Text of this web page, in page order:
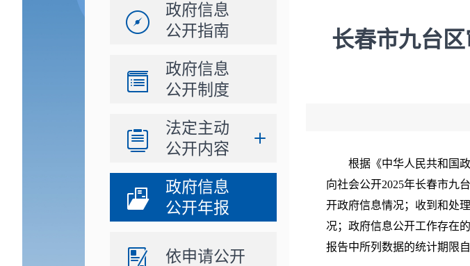
政府信息
公开指南
政府信息
公开制度
法定主动
公开内容
政府信息
公开年报
依申请公开
长春市九台
根据《中华人民共和国
向社会公开2025年长春市九
开政府信息情况；收到和处
况；政府信息公开工作存在
报告中所列数据的统计期限